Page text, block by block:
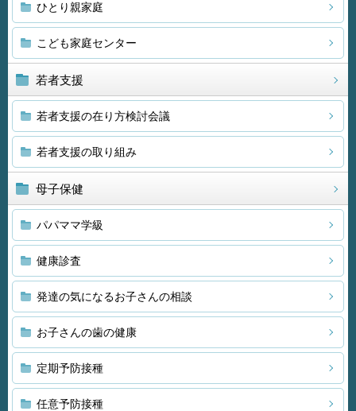
ひとり親家庭
こども家庭センター
若者支援
若者支援の在り方検討会議
若者支援の取り組み
母子保健
パパママ学級
健康診査
発達の気になるお子さんの相談
お子さんの歯の健康
定期予防接種
任意予防接種